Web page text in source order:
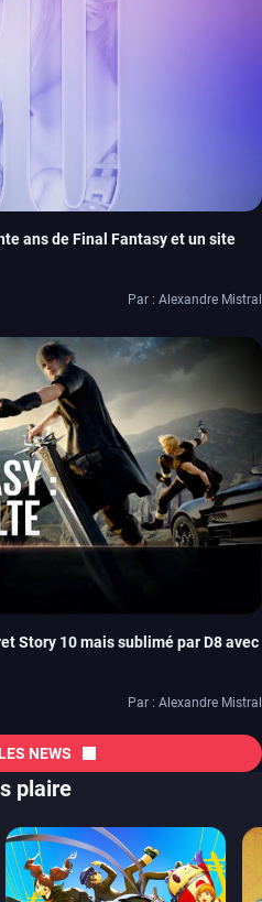
ans de Final Fantasy et un site
Par : Alexandre Mistral
Story 10 mais sublimé par D8 avec
Par : Alexandre Mistral
NEWS
plaire